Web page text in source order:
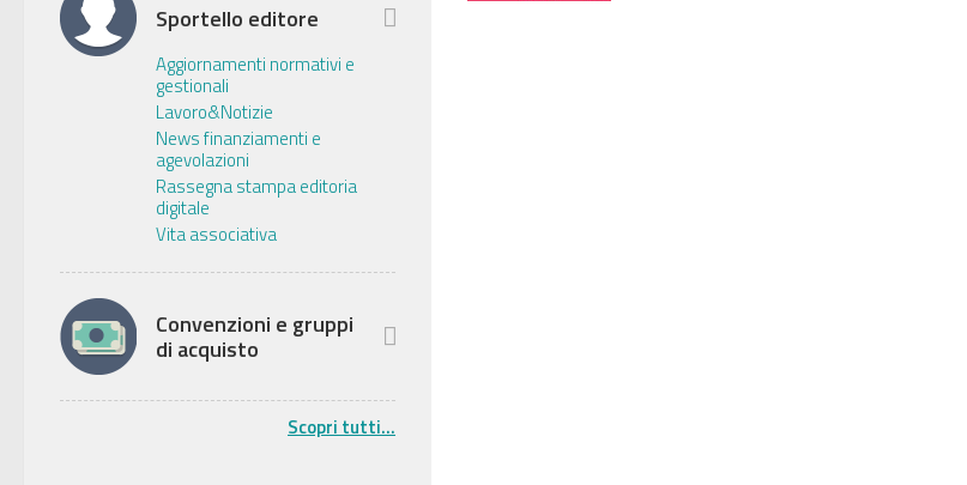
Sportello editore
Aggiornamenti normativi e
gestionali
Lavoro&Notizie
News finanziamenti e
agevolazioni
Rassegna stampa editoria
digitale
Vita associativa
Convenzioni e gruppi
di acquisto
Scopri tutti...